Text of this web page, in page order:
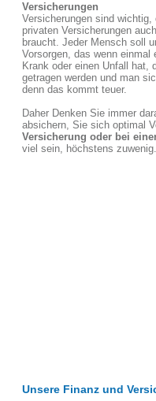
Versicherungen
Versicherungen sind
privaten Versicherungen
braucht. Jeder Mensch soll
Vorsorgen, das wenn
Krank oder einen Unfall hat,
getragen werden und man
denn das kommt teuer.
Daher Denken Sie immer
absichern, Sie sich optimal
Versicherung oder bei
viel sein, höchstens zuwenig.
Unsere Finanz und